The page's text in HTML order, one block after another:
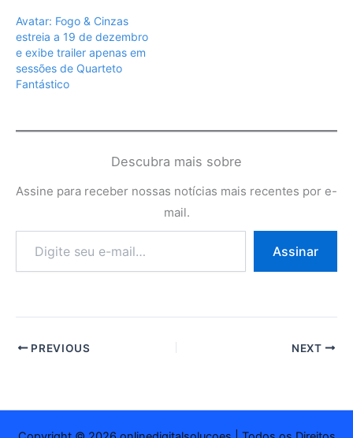
Avatar: Fogo & Cinzas
estreia a 19 de dezembro
e exibe trailer apenas em
sessões de Quarteto
Fantástico
Descubra mais sobre
Assine para receber nossas notícias mais recentes por e-
mail.
e-
Assinar
PREVIOUS NEXT